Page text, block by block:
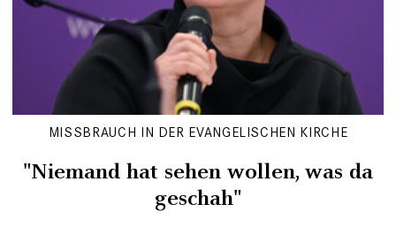
MISSBRAUCH IN DER EVANGELISCHEN KIRCHE
"Niemand hat sehen wollen, was da
geschah"